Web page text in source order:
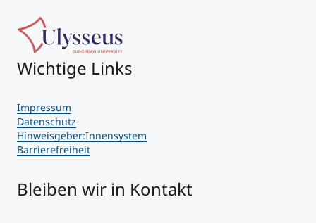
Wichtige Links
Impressum
Datenschutz
Hinweisgeber:Innensystem
Barrierefreiheit
Bleiben wir in Kontakt